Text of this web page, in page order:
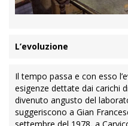
L’evoluzione
Il tempo passa e con esso
esigenze dettate dai carichi
divenuto angusto del
suggeriscono a Gian